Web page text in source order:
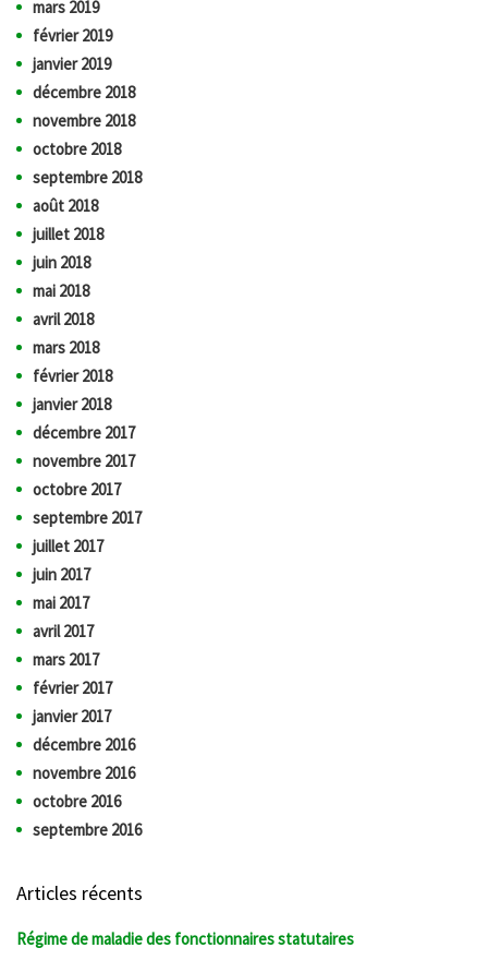
mars 2019
février 2019
janvier 2019
décembre 2018
novembre 2018
octobre 2018
septembre 2018
août 2018
juillet 2018
juin 2018
mai 2018
avril 2018
mars 2018
février 2018
janvier 2018
décembre 2017
novembre 2017
octobre 2017
septembre 2017
juillet 2017
juin 2017
mai 2017
avril 2017
mars 2017
février 2017
janvier 2017
décembre 2016
novembre 2016
octobre 2016
septembre 2016
Articles récents
Régime de maladie des fonctionnaires statutaires